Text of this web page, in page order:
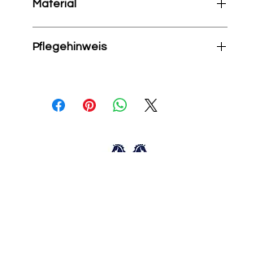
Material
Elasthan
Pflegehinweis